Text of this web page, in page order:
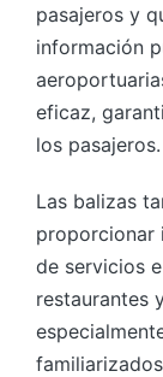
pasajeros y
información
eficaz,
los pasajeros.
Las balizas
proporcionar
de servicios
restaurantes